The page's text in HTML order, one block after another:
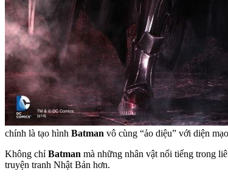
chính là tạo hình Batman vô cùng “ảo diệu” với diện
Không chỉ Batman mà những nhân vật nổi tiếng trong
truyện tranh Nhật Bản hơn.